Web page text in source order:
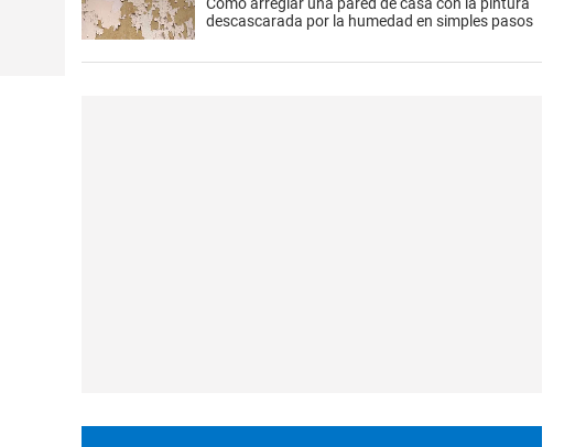
descascarada por la humedad en simples pasos